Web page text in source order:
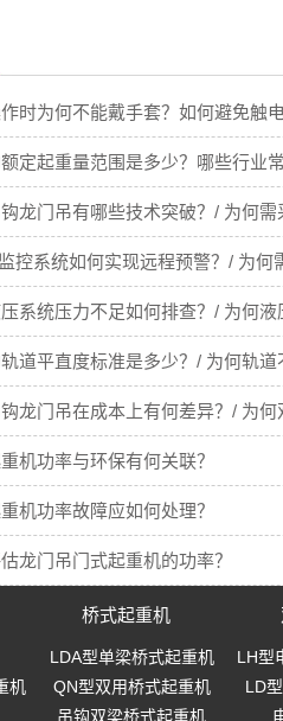
时为何不能戴手套？如何避免触电
定起重量范围是多少？哪些行业常
龙门吊有哪些技术突破？/ 为何需
控系统如何实现远程预警？/ 为何
系统压力不足如何排查？/ 为何液
道平直度标准是多少？/ 为何轨道
龙门吊在成本上有何差异？/ 为何
机功率与环保有何关联？
机功率故障应如何处理？
龙门吊门式起重机的功率？
机
桥式起重机
LDA型单梁桥式起重机
QN型双用桥式起重机
吊钩双梁桥式起重机
LH型
LD